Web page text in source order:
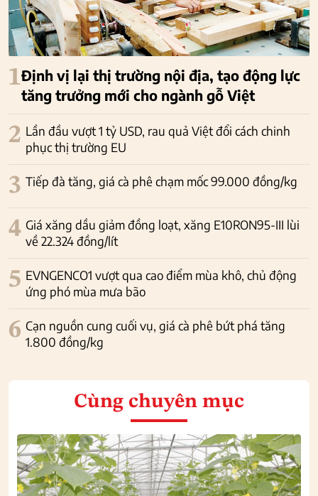
1Định vị lại thị trường nội địa, tạo động lực
tăng trưởng mới cho ngành gỗ Việt
2 Lần đầu vượt 1 tỷ USD, rau quả Việt đổi cách chinh
phục thị trường EU
3 Tiếp đà tăng, giá cà phê chạm mốc 99.000 đồng/kg
4 Giá xăng dầu giảm đồng loạt, xăng E10RON95-III lùi
về 22.324 đồng/lít
5 EVNGENCO1 vượt qua cao điểm mùa khô, chủ động
ứng phó mùa mưa bão
6 Cạn nguồn cung cuối vụ, giá cà phê bứt phá tăng
1.800 đồng/kg
Cùng chuyên mục